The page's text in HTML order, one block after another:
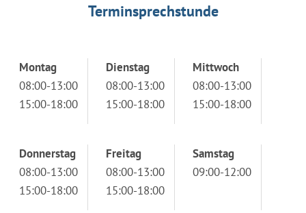
Terminsprechstunde
Montag
08:00-13:00
15:00-18:00
Dienstag
08:00-13:00
15:00-18:00
Mittwoch
08:00-13:00
15:00-18:00
Donnerstag
08:00-13:00
15:00-18:00
Freitag
08:00-13:00
15:00-18:00
Samstag
09:00-12:00